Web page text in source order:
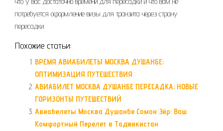
потребуется оформление визы для транзита через страну
пересадки.
Похожие статьи:
ВРЕМЯ АВИАБИЛЕТЫ МОСКВА ДУШАНБЕ:
ОПТИМИЗАЦИЯ ПУТЕШЕСТВИЯ
АВИАБИЛЕТ МОСКВА ДУШАНБЕ ПЕРЕСАДКА: НОВЫЕ
ГОРИЗОНТЫ ПУТЕШЕСТВИЙ
Авиабилеты Москва Душанбе Сомон Эйр: Ваш
Комфортный Перелет в Таджикистан